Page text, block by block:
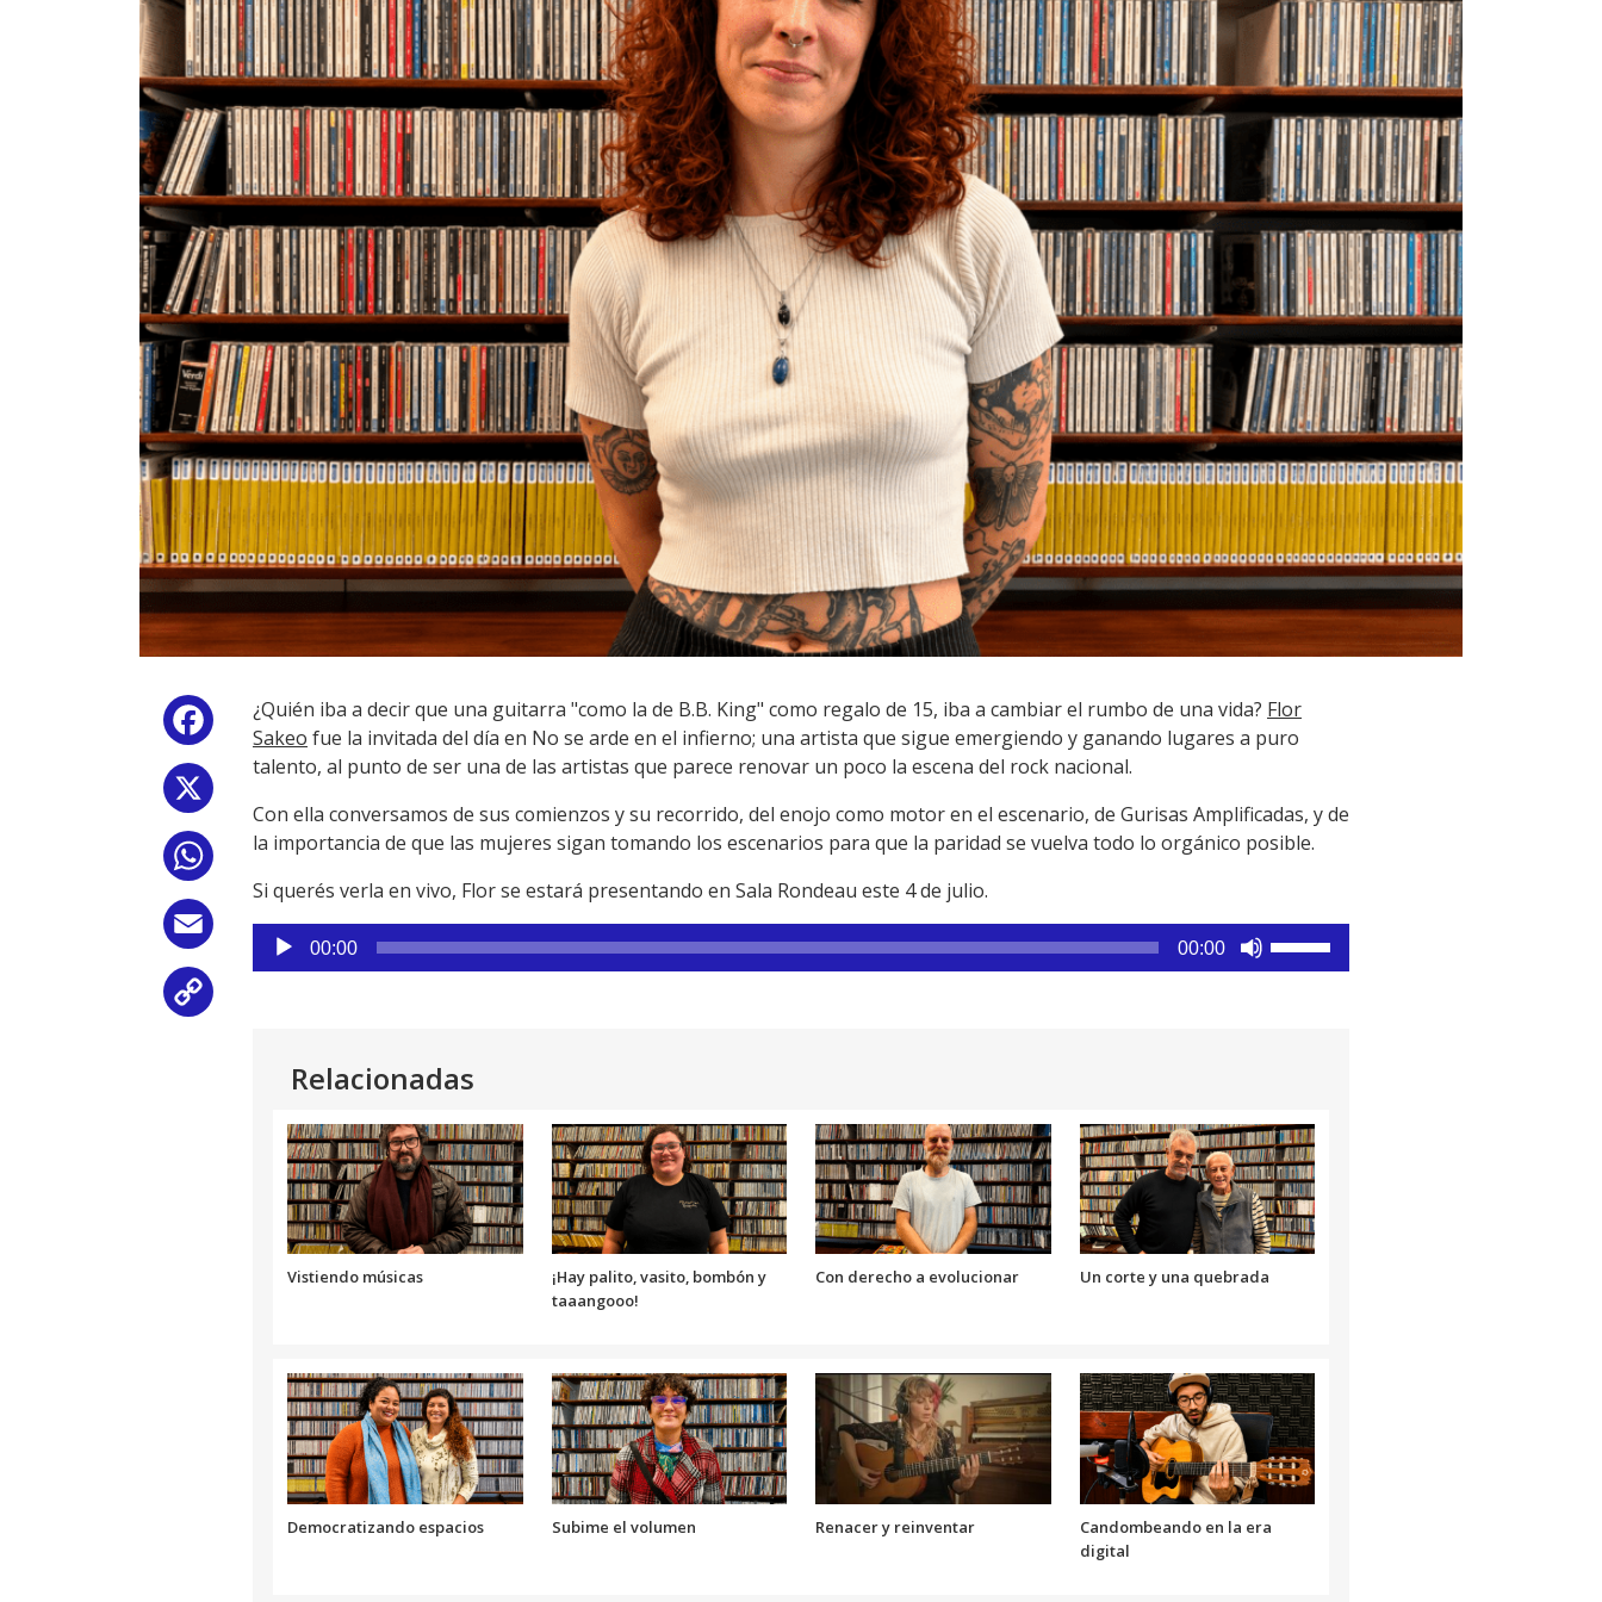
Facebook
WhatsApp
Email
¿Quién iba a decir que una guitarra "como la de B.B. King" como regalo de 15, iba a cambiar el rumbo de una vida? Flor
Sakeo fue la invitada del día en No se arde en el infierno; una artista que sigue emergiendo y ganando lugares a puro
talento, al punto de ser una de las artistas que parece renovar un poco la escena del rock nacional.
Con ella conversamos de sus comienzos y su recorrido, del enojo como motor en el escenario, de Gurisas Amplificadas, y de
la importancia de que las mujeres sigan tomando los escenarios para que la paridad se vuelva todo lo orgánico posible.
Si querés verla en vivo, Flor se estará presentando en Sala Rondeau este 4 de julio.
Reproductor
de
00:00 00:00
aumentar
o
disminuir
el
volumen.
Relacionadas
Vistiendo músicas
¡Hay palito, vasito, bombón y
taaangooo!
Con derecho a evolucionar Un corte y una quebrada
Democratizando espacios Subime el volumen Renacer y reinventar
Candombeando en la era
digital